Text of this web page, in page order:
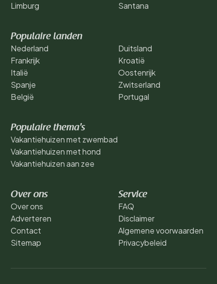
Limburg
Santana
Populaire landen
Nederland
Frankrijk
Italië
Spanje
België
Duitsland
Kroatië
Oostenrijk
Zwitserland
Portugal
Populaire thema's
Vakantiehuizen met zwembad
Vakantiehuizen met hond
Vakantiehuizen aan zee
Over ons
Over ons
Adverteren
Contact
Sitemap
Service
FAQ
Disclaimer
Algemene voorwaarden
Privacybeleid